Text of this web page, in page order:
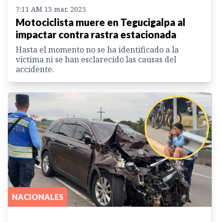
7:11 AM 13 mar. 2025
Motociclista muere en Tegucigalpa al
impactar contra rastra estacionada
Hasta el momento no se ha identificado a la
víctima ni se han esclarecido las causas del
accidente.
NACIONALES